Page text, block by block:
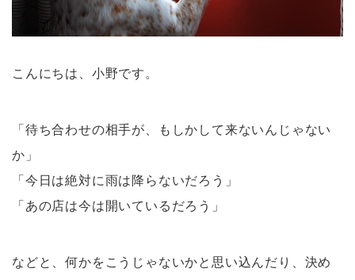
こんにちは、小野です。
「待ち合わせの相手が、もしかして来ないんじゃない
か」
「今日は絶対に雨は降らないだろう」
「あの店は今は開いているだろう」
などと、何かをこうじゃないかと思い込んだり、決め